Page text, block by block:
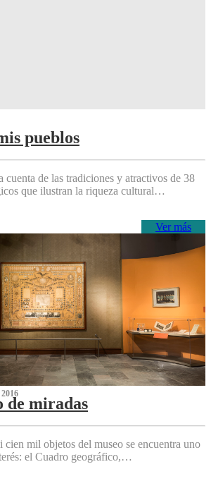
pueblos
cuenta de las tradiciones y atractivos de 38
que ilustran la riqueza cultural…
Ver más
de miradas
cien mil objetos del museo se encuentra uno
el Cuadro geográfico,…